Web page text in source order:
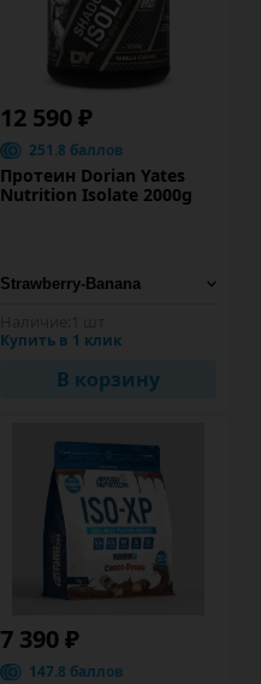
12 590 ₽
251.8 баллов
Протеин Dorian Yates
Nutrition Isolate 2000g
Купить в 1 клик
В корзину
7 390 ₽
147.8 баллов